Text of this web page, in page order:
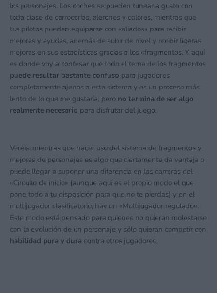
los personajes. Los coches se pueden tunear a gusto con
toda clase de carrocerías, alerones y colores, mientras que
tus pilotos pueden equiparse con «aliados» para recibir
mejoras y ayudas, además de subir de nivel y recibir ligeras
mejoras en sus estadísticas gracias a los «fragmentos. Y aquí
es donde voy a confesar que todo el tema de los fragmentos
puede resultar bastante confuso para jugadores
completamente ajenos a este sistema y es un proceso más
lento de lo que me gustaría, pero no termina de ser algo
realmente necesario para disfrutar del juego.
Veréis, mientras que hacer uso del sistema de fragmentos y
mejoras de personajes es algo que ciertamente da ventaja o
puede llegar a suponer una diferencia en las carreras del
«Circuito de inicio» (aunque aquí es el propio modo el que
pone todo a tu disposición para que no te pierdas) y en el
multijugador clasificatorio, hay un «Multijugador regulado».
Este modo está pensado para quienes no quieran molestarse
con la evolución de un personaje y sólo quieran competir con
habilidad pura y dura contra otros jugadores.